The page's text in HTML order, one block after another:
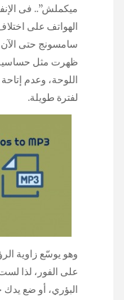
ميكملش”.. فى
الهواتف على
سامسونج حتى
ظهرت مثل حساسية
اللوحة، وعدم
لفترة طويلة.
وهو يوسّع زاوية
على الفور، لذا
البؤري، أو ضع يدك